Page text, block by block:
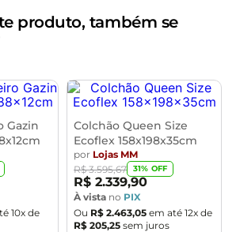
produto, também se
Gazin
10x de
Colchão Queen Size
Ecoflex 158x198x35cm
por Lojas MM
R$ 3.595,67
31% OFF
R$ 2.339,90
À vista no PIX
Ou R$ 2.463,05 em até 12x de
R$ 205,25 sem juros